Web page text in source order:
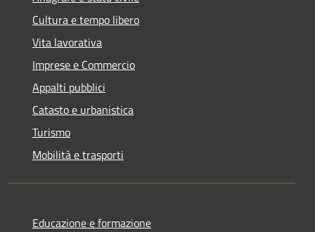
Cultura e tempo libero
Vita lavorativa
Imprese e Commercio
Appalti pubblici
Catasto e urbanistica
Turismo
Mobilità e trasporti
Educazione e formazione